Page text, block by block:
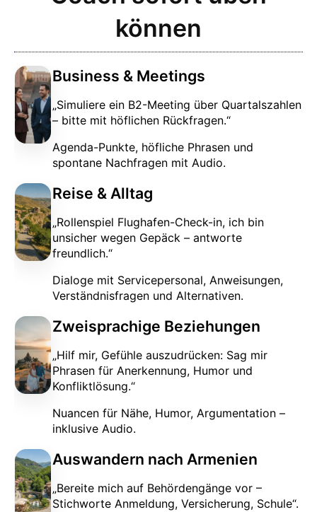
können
Business & Meetings
„Simuliere ein B2-Meeting über Quartalszahlen
– bitte mit höflichen Rückfragen.“
Agenda-Punkte, höfliche Phrasen und
spontane Nachfragen mit Audio.
Reise & Alltag
„Rollenspiel Flughafen-Check-in, ich bin
unsicher wegen Gepäck – antworte
freundlich.“
Dialoge mit Servicepersonal, Anweisungen,
Verständnisfragen und Alternativen.
Zweisprachige Beziehungen
„Hilf mir, Gefühle auszudrücken: Sag mir
Phrasen für Anerkennung, Humor und
Konfliktlösung.“
Nuancen für Nähe, Humor, Argumentation –
inklusive Audio.
Auswandern nach Armenien
„Bereite mich auf Behördengänge vor –
Stichworte Anmeldung, Versicherung, Schule“.